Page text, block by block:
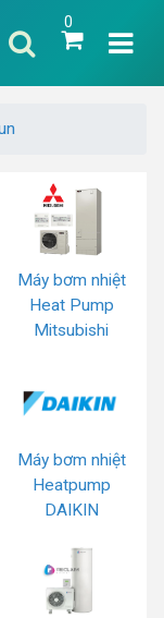
0
Máy bơm nhiệt
Heat Pump
Mitsubishi
Máy bơm nhiệt
Heatpump
DAIKIN